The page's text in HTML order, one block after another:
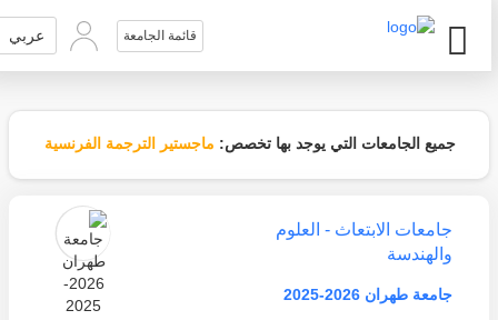
قائمة الجامعة عربي
جميع الجامعات التي يوجد بها تخصص:ماجستير الترجمة الفرنسية
جامعات الابتعاث - العلوم
والهندسة
جامعة طهران 2026-2025